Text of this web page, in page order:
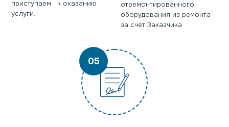
приступаем к оказанию
услуги.
отремонтированного
оборудования из ремонта
за счет Заказчика.
05